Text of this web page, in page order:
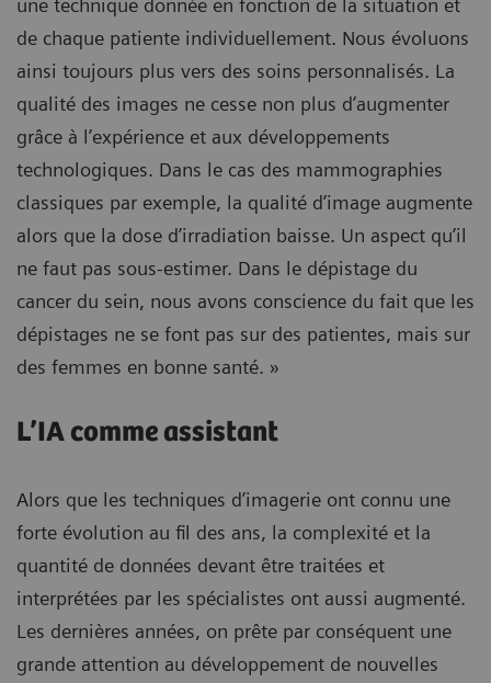
une technique donnée en fonction de la situation et
de chaque patiente individuellement. Nous évoluons
ainsi toujours plus vers des soins personnalisés. La
qualité des images ne cesse non plus d’augmenter
grâce à l’expérience et aux développements
technologiques. Dans le cas des mammographies
classiques par exemple, la qualité d’image augmente
alors que la dose d’irradiation baisse. Un aspect qu’il
ne faut pas sous-estimer. Dans le dépistage du
cancer du sein, nous avons conscience du fait que les
dépistages ne se font pas sur des patientes, mais sur
des femmes en bonne santé. »
L’IA comme assistant
Alors que les techniques d’imagerie ont connu une
forte évolution au fil des ans, la complexité et la
quantité de données devant être traitées et
interprétées par les spécialistes ont aussi augmenté.
Les dernières années, on prête par conséquent une
grande attention au développement de nouvelles